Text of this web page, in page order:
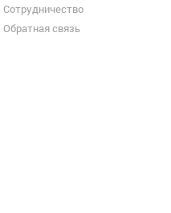
Сотрудничество
Обратная связь